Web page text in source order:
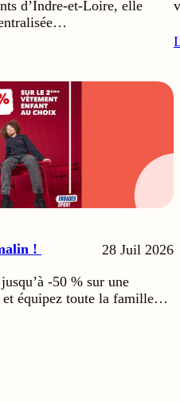
d’Indre-et-Loire, elle
!
28 Juil 2026
-50 % sur une
et équipez toute la famille…